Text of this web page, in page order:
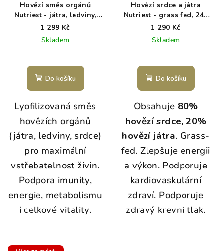
Hovězí směs orgánů
Nutriest - játra, ledviny,
srdce 240 kapslí
1 299 Kč
Skladem
Do košíku
Lyofilizovaná směs
hovězích orgánů
(játra, ledviny, srdce)
pro maximální
vstřebatelnost živin.
Podpora imunity,
energie, metabolismu
i celkové vitality.
Hovězí srdce a játra
Nutriest - grass fed, 240
kapslí
1 290 Kč
Skladem
Do košíku
Obsahuje 80%
hovězí srdce, 20%
hovězí játra. Grass-
fed. Zlepšuje energii
a výkon. Podporuje
kardiovaskulární
zdraví. Podporuje
zdravý krevní tlak.